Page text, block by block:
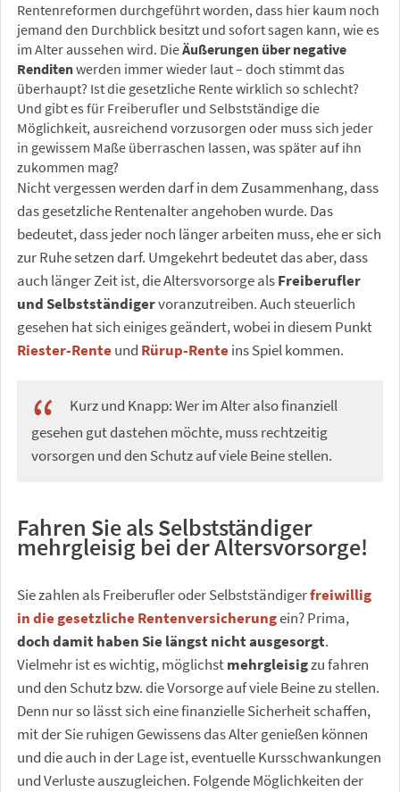
Rentenreformen durchgeführt worden, dass hier kaum noch
jemand den Durchblick besitzt und sofort sagen kann, wie es
im Alter aussehen wird. DieÄußerungen über negative
Renditenwerden immer wieder laut – doch stimmt das
überhaupt? Ist die gesetzliche Rente wirklich so schlecht?
Und gibt es für Freiberufler und Selbstständige die
Möglichkeit, ausreichend vorzusorgen oder muss sich jeder
in gewissem Maße überraschen lassen, was später auf ihn
zukommen mag?
Nicht vergessen werden darf in dem Zusammenhang, dass
das gesetzliche Rentenalter angehoben wurde. Das
bedeutet, dass jeder noch länger arbeiten muss, ehe er sich
zur Ruhe setzen darf. Umgekehrt bedeutet das aber, dass
auch länger Zeit ist, die Altersvorsorge alsFreiberufler
und Selbstständigervoranzutreiben. Auch steuerlich
gesehen hat sich einiges geändert, wobei in diesem Punkt
Riester-Renteund Rürup-Renteins Spiel kommen.
Kurz und Knapp: Wer im Alter also finanziell
gesehen gut dastehen möchte, muss rechtzeitig
vorsorgen und den Schutz auf viele Beine stellen.
Fahren Sie als Selbstständiger
mehrgleisig bei der Altersvorsorge!
Sie zahlen als Freiberufler oder Selbstständigerfreiwillig
in die gesetzliche Rentenversicherungein? Prima,
doch damit haben Sie längst nicht ausgesorgt.
Vielmehr ist es wichtig, möglichstmehrgleisigzu fahren
und den Schutz bzw. die Vorsorge auf viele Beine zu stellen.
Denn nur so lässt sich eine finanzielle Sicherheit schaffen,
mit der Sie ruhigen Gewissens das Alter genießen können
und die auch in der Lage ist, eventuelle Kursschwankungen
und Verluste auszugleichen. Folgende Möglichkeiten der